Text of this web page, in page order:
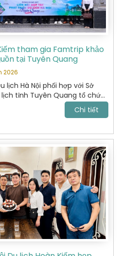
tham gia Famtrip khảo
tại Tuyên Quang
2026
lịch Hà Nội phối hợp với Sở
tỉnh Tuyên Quang tổ chức
dựng và kết nối các sản
Chi tiết